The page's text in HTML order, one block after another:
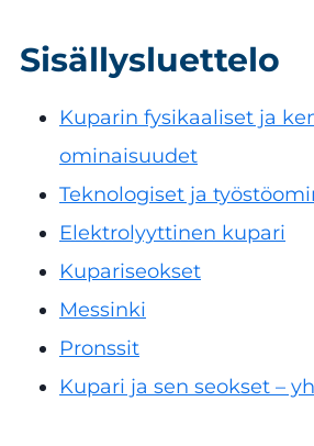
Sisällysluettelo
Kuparin fysikaaliset ja
ominaisuudet
Teknologiset ja
Elektrolyyttinen kupari
Kupariseokset
Messinki
Pronssit
Kupari ja sen seokset –